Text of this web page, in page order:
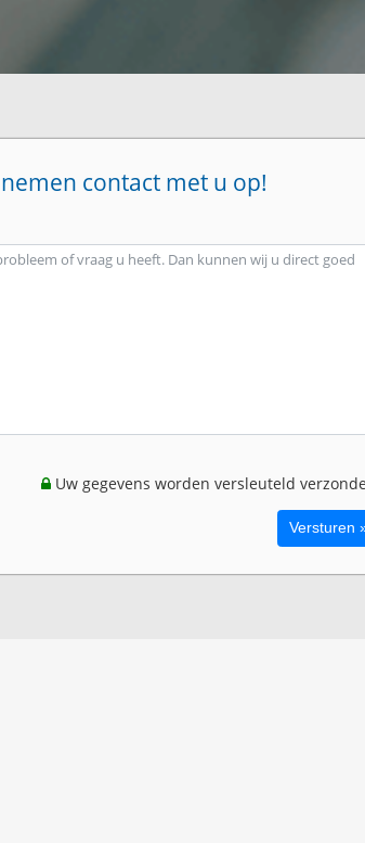
contact met u op!
Uw gegevens worden versleuteld